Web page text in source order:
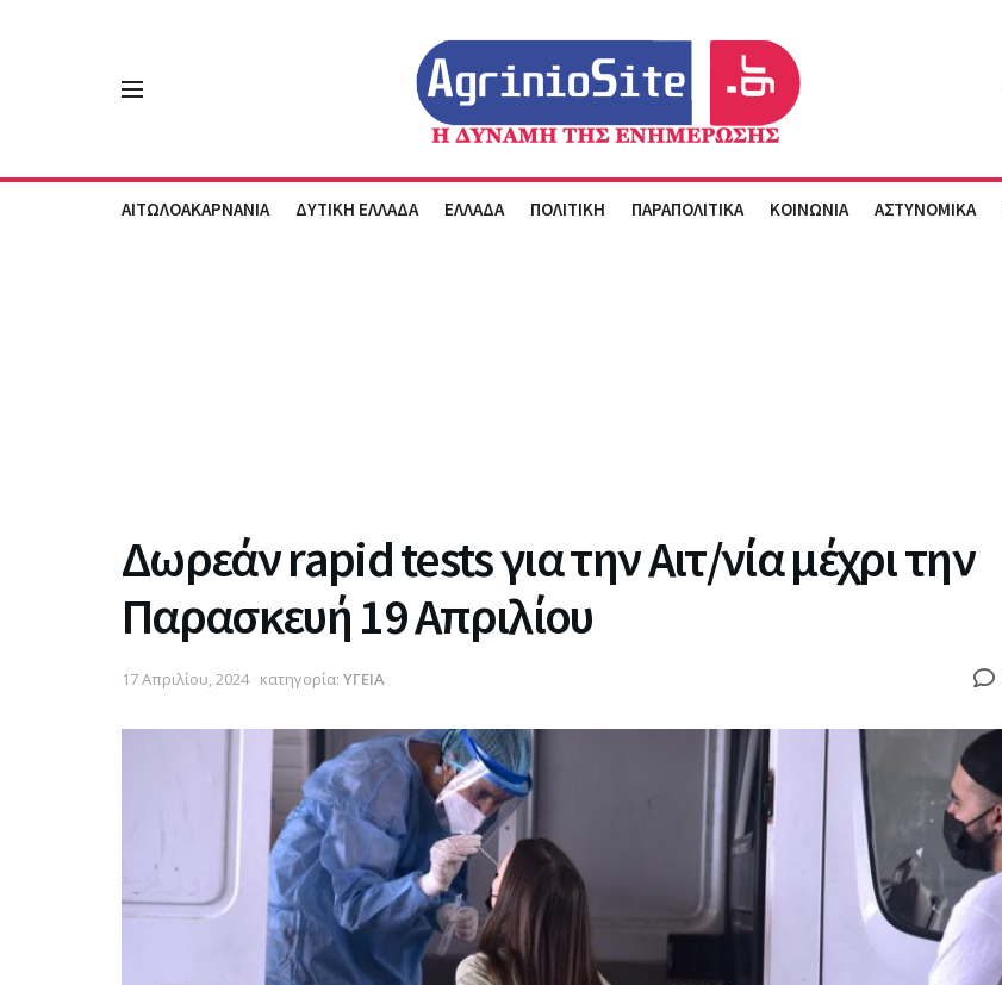
ΑΙΤΩΛΟΑΚΑΡΝΑΝΙΑ ΔΥΤΙΚΗ ΕΛΛΑΔΑ ΕΛΛΑΔΑ ΠΟΛΙΤΙΚΗ ΠΑΡΑΠΟΛΙΤΙΚΑ ΚΟΙΝΩΝΙΑ ΑΣΤΥΝΟΜΙΚΑ
Δωρεάν rapid tests για την Αιτ/νία μέχρι την
Παρασκευή 19 Απριλίου
17 Απριλίου, 2024 κατηγορία: ΥΓΕΙΑ